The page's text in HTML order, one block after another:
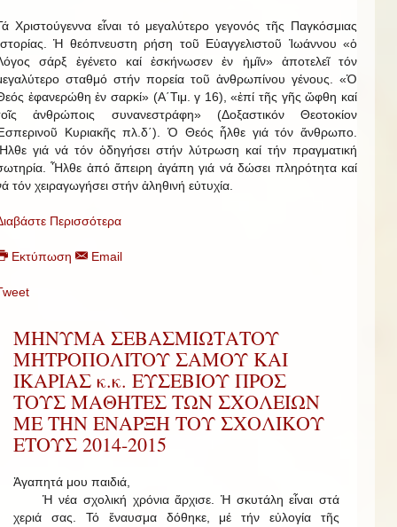
Χριστούγεννα εἶναι τό μεγαλύτερο γεγονός τῆς Παγκόσμιας
Ἡ θεόπνευστη ρήση τοῦ Εὐαγγελιστοῦ Ἰωάννου «ὁ
σάρξ ἐγένετο καί ἐσκήνωσεν ἐν ἡμῖν» ἀποτελεῖ τόν
σταθμό στήν πορεία τοῦ ἀνθρωπίνου γένους. «Ὁ
ἐφανερώθη ἐν σαρκί» (Α΄Τιμ. γ 16), «ἐπί τῆς γῆς ὤφθη καί
ἀνθρώποις συνανεστράφη» (Δοξαστικόν Θεοτοκίον
Κυριακῆς πλ.δ΄). Ὁ Θεός ἦλθε γιά τόν ἄνθρωπο.
γιά νά τόν ὁδηγήσει στήν λύτρωση καί τήν πραγματική
Ἦλθε ἀπό ἄπειρη ἀγάπη γιά νά δώσει πληρότητα καί
τόν χειραγωγήσει στήν ἀληθινή εὐτυχία.
Περισσότερα
Εκτύπωση Email
ΜΗΝΥΜΑ ΣΕΒΑΣΜΙΩΤΑΤΟΥ
ΜΗΤΡΟΠΟΛΙΤΟΥ ΣΑΜΟΥ ΚΑΙ
ΙΚΑΡΙΑΣ κ.κ. ΕΥΣΕΒΙΟΥ ΠΡΟΣ
ΤΟΥΣ ΜΑΘΗΤΕΣ ΤΩΝ ΣΧΟΛΕΙΩΝ
ΜΕ ΤΗΝ ΕΝΑΡΞΗ ΤΟΥ ΣΧΟΛΙΚΟΥ
ΕΤΟΥΣ 2014-2015
Ἀγαπητά μου παιδιά,
Ἡ νέα σχολική χρόνια ἄρχισε. Ἡ σκυτάλη εἶναι στά
χεριά σας. Τό ἔναυσμα δόθηκε, μέ τήν εὐλογία τῆς